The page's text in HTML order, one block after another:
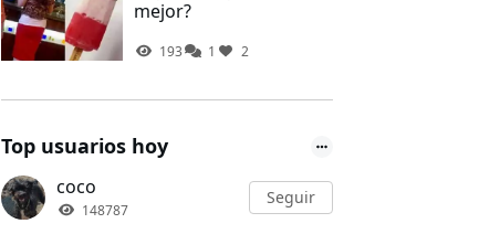
mejor?
193 1 2
Top usuarios hoy
coco
148787
Seguir